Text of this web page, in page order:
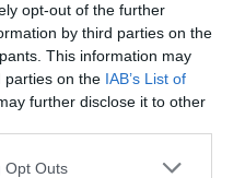
opt-out of the further
by third parties on the
This information may
parties on the IAB’s List of
further disclose it to other
Opt Outs